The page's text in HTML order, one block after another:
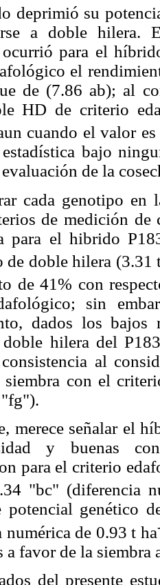
deprimió su
a doble hilera.
ocurrió para el
el
de (7.86 ab); al
HD de criterio
cuando el valor
bajo
de la
cada genotipo en
de medición
para el hibrido
de doble hilera (3.31
de 41% con
sin
dados los
doble hilera del
al
siembra con el
merece señalar el
y buenas
para el criterio
"bc" (diferencia
potencial genético
numérica de 0.93 t ha
a favor de la
del presente